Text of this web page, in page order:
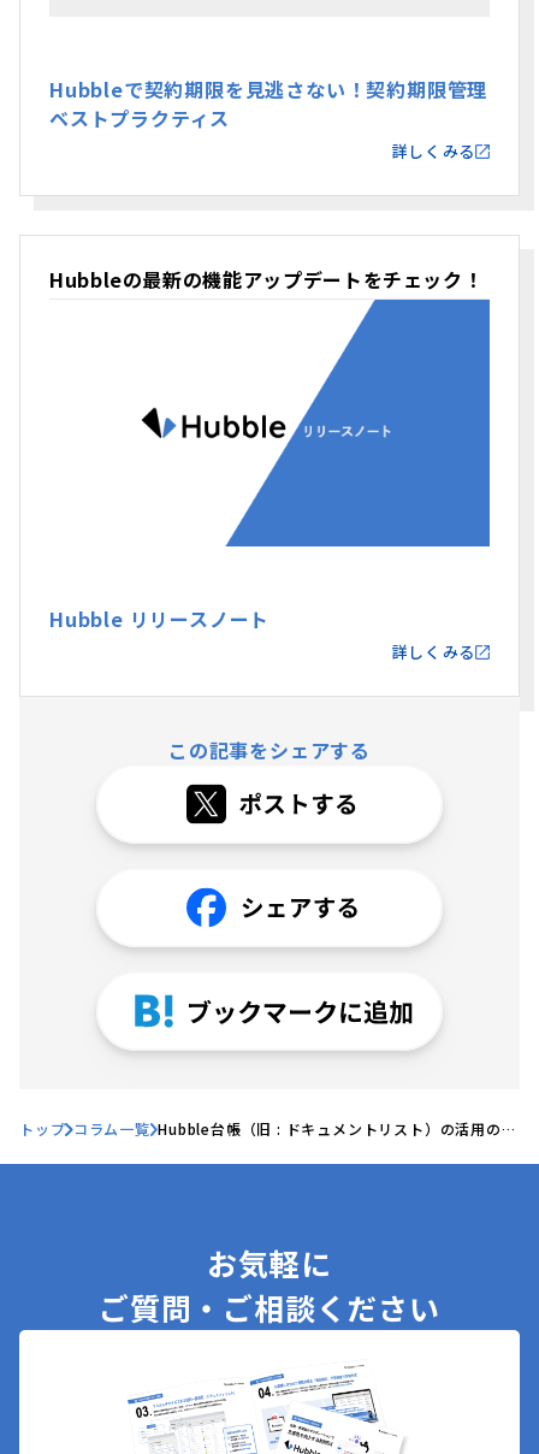
Hubbleで契約期限を見逃さない！契約期限管理
ベストプラクティス
詳しくみる
Hubbleの最新の機能アップデートをチェック！
Hubble リリースノート
詳しくみる
この記事をシェアする
トップ コラム一覧 Hubble台帳（旧 : ドキュメントリスト）の活用のベ
お気軽に
ご質問・ご相談ください